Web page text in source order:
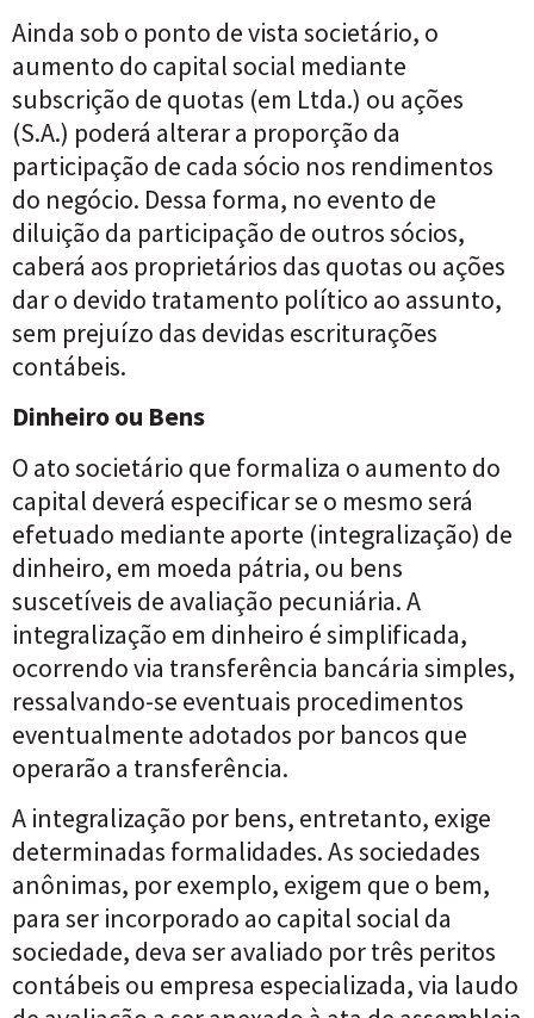
Ainda sob o ponto de vista societário, o
aumento do capital social mediante
subscrição de quotas (em Ltda.) ou ações
(S.A.) poderá alterar a proporção da
participação de cada sócio nos rendimentos
do negócio. Dessa forma, no evento de
diluição da participação de outros sócios,
caberá aos proprietários das quotas ou ações
dar o devido tratamento político ao assunto,
sem prejuízo das devidas escriturações
contábeis.
Dinheiro ou Bens
O ato societário que formaliza o aumento do
capital deverá especificar se o mesmo será
efetuado mediante aporte (integralização) de
dinheiro, em moeda pátria, ou bens
suscetíveis de avaliação pecuniária. A
integralização em dinheiro é simplificada,
ocorrendo via transferência bancária simples,
ressalvando-se eventuais procedimentos
eventualmente adotados por bancos que
operarão a transferência.
A integralização por bens, entretanto, exige
determinadas formalidades. As sociedades
anônimas, por exemplo, exigem que o bem,
para ser incorporado ao capital social da
sociedade, deva ser avaliado por três peritos
contábeis ou empresa especializada, via laudo